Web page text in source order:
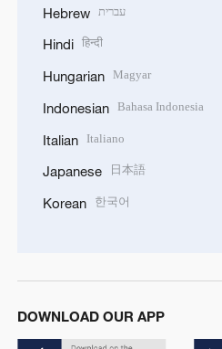
Hebrew עברית
Hindi हिन्दी
Hungarian Magyar
Indonesian Bahasa Indonesia
Italian Italiano
Japanese 日本語
Korean 한국어
DOWNLOAD OUR APP